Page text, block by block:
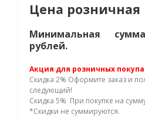
Цена розничная
Минимальная
рублей.
Акция для розничных
Скидка 2% Оформите заказ и
следующий!
Скидка 5% При покупке на
*Скидки не суммируются.